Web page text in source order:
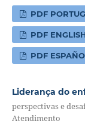
PDF
PDF
PDF
Liderança do
perspectivas e
Atendimento